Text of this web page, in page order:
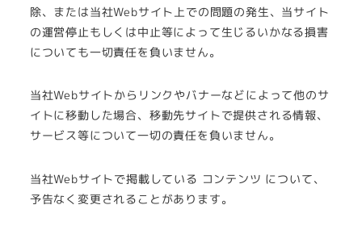
除、または当社Webサイト上での問題の発生、当サイト
の運営停止もしくは中止等によって生じるいかなる損害
についても一切責任を負いません。
当社Webサイトからリンクやバナーなどによって他のサ
イトに移動した場合、移動先サイトで提供される情報、
サービス等について一切の責任を負いません。
当社Webサイトで掲載している コンテンツ について、
予告なく変更されることがあります。